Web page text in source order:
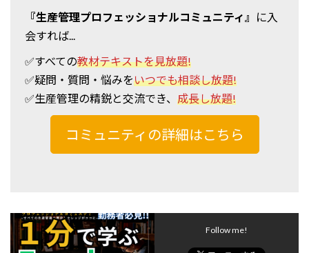
『生産管理プロフェッショナルコミュニティ』
に入
会すれば...
✅すべての教材テキストを見放題!
✅疑問・質問・悩みをいつでも相談し放題!
✅生産管理の精鋭と交流でき、 成長し放題!
コミュニティの詳細はこちら
Follow me!